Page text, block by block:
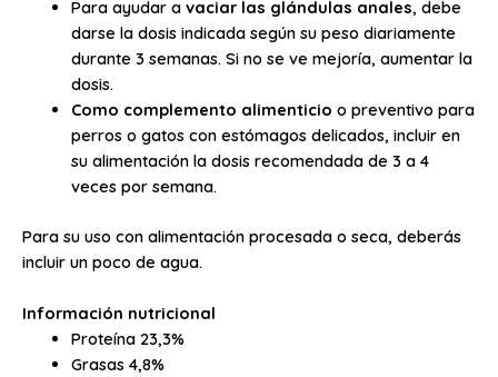
Para ayudar a vaciar las glándulas anales, debe
darse la dosis indicada según su peso diariamente
durante 3 semanas. Si no se ve mejoría, aumentar la
dosis.
Como complemento alimenticio o preventivo para
perros o gatos con estómagos delicados, incluir en
su alimentación la dosis recomendada de 3 a 4
veces por semana.
Para su uso con alimentación procesada o seca, deberás
incluir un poco de agua.
Información nutricional
Proteína 23,3%
Grasas 4,8%